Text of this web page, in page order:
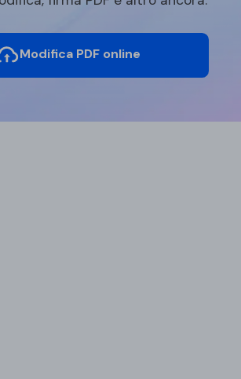
Modifica PDF online